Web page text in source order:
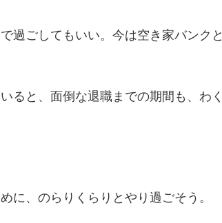
過ごしてもいい。今は空き家バンクと
ると、面倒な退職までの期間も、わく
に、のらりくらりとやり過ごそう。